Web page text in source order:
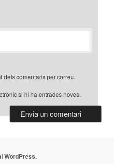
dels comentaris per correu.
si hi ha entrades noves.
WordPress.